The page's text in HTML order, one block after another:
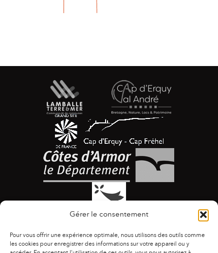
Gérer le consentement
Pour vous offrir une expérience optimale, nous utilisons des outils comme
les cookies pour enregistrer des informations sur votre appareil ou y